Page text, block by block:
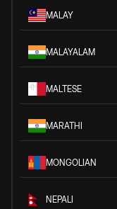
MALAY
MALAYALAM
MALTESE
MARATHI
MONGOLIAN
NEPALI